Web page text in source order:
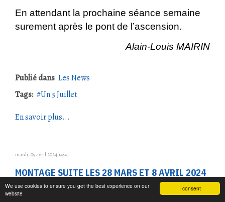
I consent
We use cookies to ensure you get the best experience on our
website
En attendant la prochaine séance semaine
surement après le pont de l’ascension.
Alain-Louis MAIRIN
Publié dans Les News
Tags:
Un 5 Juillet
En savoir plus...
mardi, 09 avril 2024 14:41
MONTAGE SUITE LES 28 MARS ET 8 AVRIL 2024
Lors de